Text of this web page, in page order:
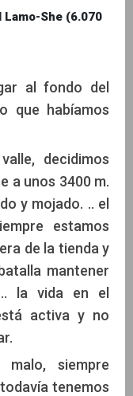
Lamo-She (6.070
al fondo del
que habíamos
decidimos
a unos 3400 m.
y mojado. .. el
estamos
de la tienda y
mantener
la vida en el
activa y no
siempre
tenemos